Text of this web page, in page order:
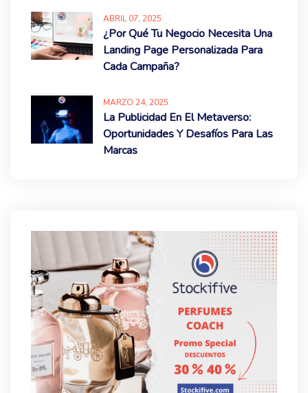
ABRIL07, 2025
¿Por Qué Tu Negocio Necesita Una
Landing Page Personalizada Para
Cada Campaña?
MARZO 24, 2025
La Publicidad En El Metaverso:
Oportunidades Y Desafíos Para Las
Marcas